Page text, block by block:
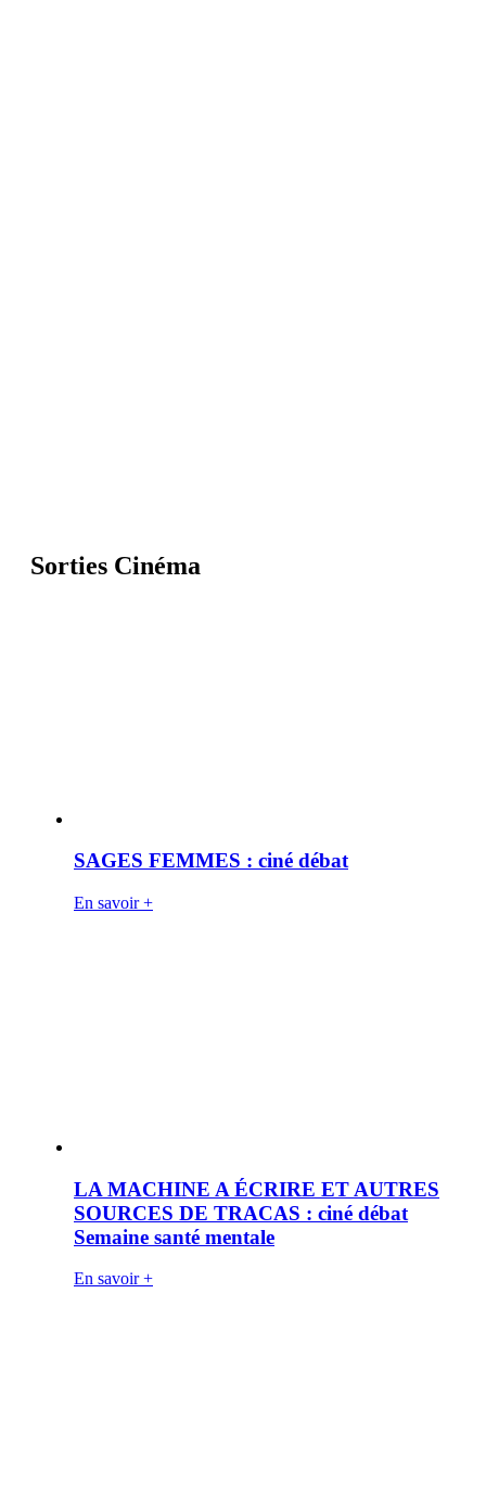
Sorties Cinéma
SAGES FEMMES : ciné débat
En savoir +
LA MACHINE A ÉCRIRE ET AUTRES
SOURCES DE TRACAS : ciné débat
Semaine santé mentale
En savoir +